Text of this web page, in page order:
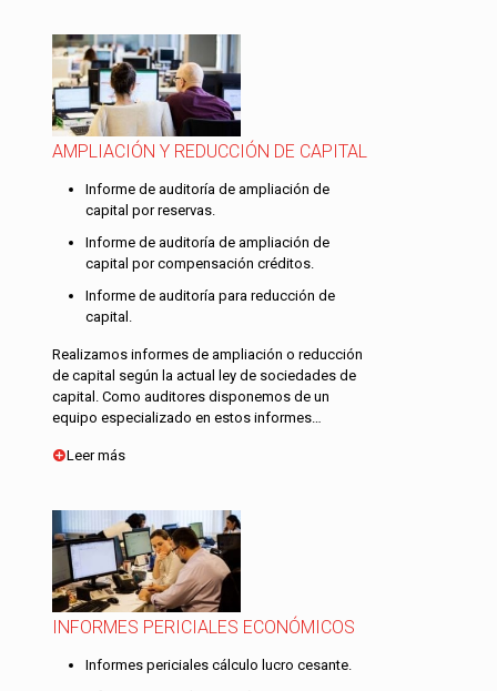
AMPLIACIÓN Y REDUCCIÓN DE CAPITAL
Informe de auditoría de ampliación de
capital por reservas.
Informe de auditoría de ampliación de
capital por compensación créditos.
Informe de auditoría para reducción de
capital.
Realizamos informes de ampliación o reducción
de capital según la actual ley de sociedades de
capital. Como auditores disponemos de un
equipo especializado en estos informes…
Leer más
INFORMES PERICIALES ECONÓMICOS
Informes periciales cálculo lucro cesante.